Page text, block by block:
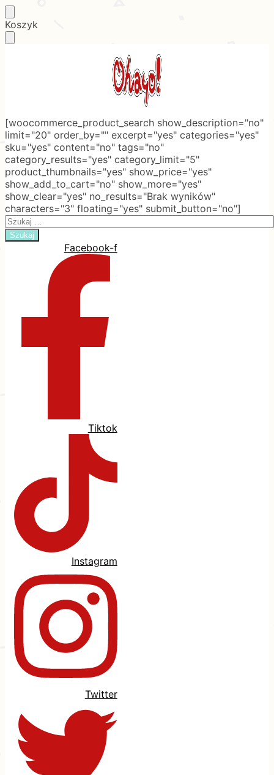
Skip
to
Skip
to
Koszyk
[woocommerce_product_search show_description="no"
limit="20" order_by="" excerpt="yes" categories="yes"
sku="yes" content="no" tags="no"
category_results="yes" category_limit="5"
product_thumbnails="yes" show_price="yes"
show_add_to_cart="no" show_more="yes"
show_clear="yes" no_results="Brak wyników"
characters="3" floating="yes" submit_button="no"]
Search
for:
Facebook-f
Tiktok
Instagram
Twitter